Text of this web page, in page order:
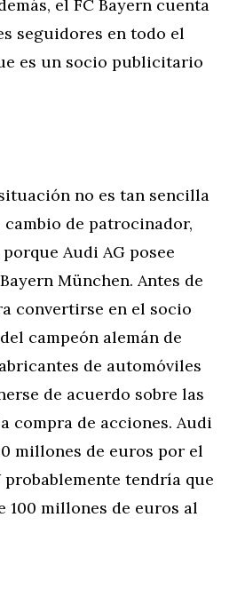
el FC Bayern cuenta
seguidores en todo el
es un socio publicitario
no es tan sencilla
de patrocinador,
Audi AG posee
München. Antes de
convertirse en el socio
campeón alemán de
de automóviles
de acuerdo sobre las
compra de acciones. Audi
millones de euros por el
probablemente tendría que
100 millones de euros al